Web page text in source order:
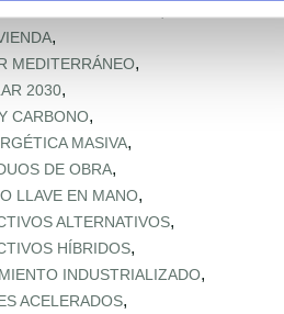
,
MEDITERRÁNEO,
2030,
CARBONO,
MASIVA,
DE OBRA,
LLAVE EN MANO,
ALTERNATIVOS,
HÍBRIDOS,
INDUSTRIALIZADO,
ACELERADOS,